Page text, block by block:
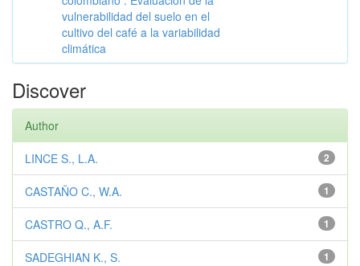
vulnerabilidad del suelo en el
cultivo del café a la variabilidad
climática
Discover
Author
2
LINCE S., L.A.
1
CASTAÑO C., W.A.
1
CASTRO Q., A.F.
1
SADEGHIAN K., S.